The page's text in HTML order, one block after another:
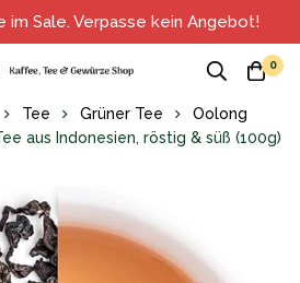
Sale. Verpasse kein Angebot!
0
Tee Grüner Tee
Oolong
aus Indonesien, röstig & süß (100g)